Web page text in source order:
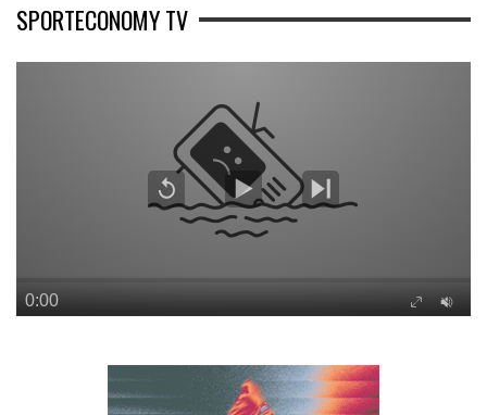
SPORTECONOMY TV